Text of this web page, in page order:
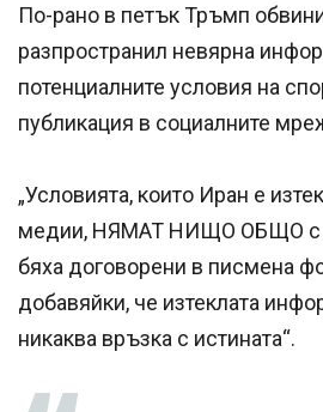
По-рано в петък Тръмп
разпространил невярна
потенциалните условия на
публикация в социалните
„Условията, които Иран е
медии, НЯМАТ НИЩО ОБЩО с
бяха договорени в писмена
добавяйки, че изтеклата
никаква връзка с истината“.